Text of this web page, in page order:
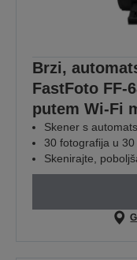
Brzi,
FastFoto FF-
putem Wi-Fi
Skener s
30 fotografija u 30
Skenirajte,